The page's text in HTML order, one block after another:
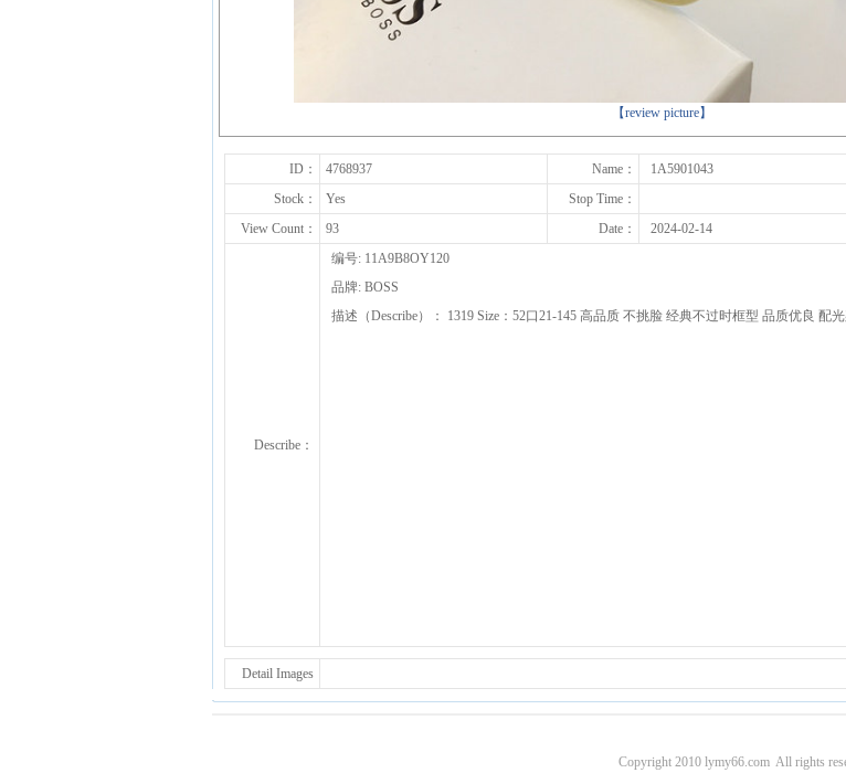
【review picture】
ID： 4768937 Name：
1A5901043
Stock：
Yes
Stop Time：
View Count：
93 Date： 2024-02-14
Describe：
编号: 11A9B8OY120
品牌: BOSS
描述（Describe）： 1319 Size：52口21-145 高品质 不挑脸 经典不过时框型 品质优良 配
Detail Images
Copyright 2010 lymy66.com All rights